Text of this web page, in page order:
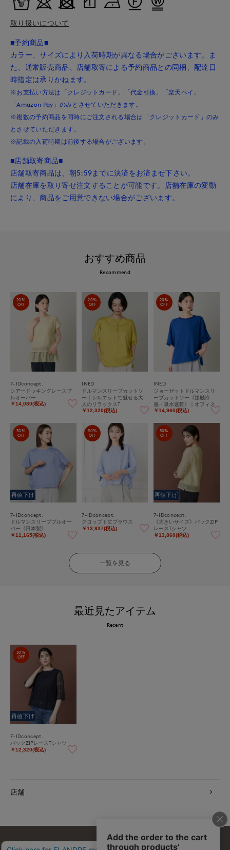
取り扱いについて
■予約商品■
カラー、サイズにより入荷時期が異なる場合がございます。ま
た、通常販売商品、店舗取寄による予約商品との同梱、配達日
時指定は承りかねます。
※お支払い方法は「クレジットカード」「代金引換」「楽天ペイ」
「Amazon Pay」のみとさせていただきます。
※複数の予約商品を同時にご注文される場合は「クレジットカード」のみ
とさせていただきます。
※記載の入荷時期は前後する場合がございます。
■店舗取寄商品■
店舗取寄商品は、朝5:59までに決済をお済ませ下さい。
店舗在庫を取り寄せ注文することが可能です。店舗在庫の変動
により、商品をご用意できない場合がございます。
おすすめ商品
Recommend
20%
OFF
7-IDconcept.
シアードッキングレースプ
ルオーバー
￥14,080(税込)
20%
OFF
INED
ドルマンスリーブカットソ
ー｜シルエットで魅せる大
人のリラックスT
￥12,320(税込)
20%
OFF
INED
ジョーゼットドルマンスリ
ーブカットソー《接触冷
感・吸水速乾》｜オフィス
カジュアルにも大活躍、ひ
ーケアカットソー
￥14,960(税込)
30%
OFF
再値下げ
7-IDconcept.
ドルマンスリーブプルオー
バー《日本製》
￥11,165(税込)
30%
OFF
7-IDconcept.
クロップト丈ブラウス
￥13,937(税込)
30%
OFF
再値下げ
7-IDconcept.
《大きいサイズ》バックZIP
レースTシャツ
￥13,860(税込)
一覧を見る
最近見たアイテム
Recent
30%
OFF
再値下げ
7-IDconcept.
バックZIPレースTシャツ
￥12,320(税込)
店舗